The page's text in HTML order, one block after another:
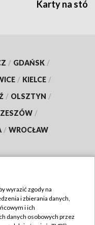
Karty na
/ GDAŃSK /
/ KIELCE /
/ OLSZTYN /
/
/ WROCŁAW
wyrazić zgody na
i zbierania danych,
i ich
danych osobowych przez